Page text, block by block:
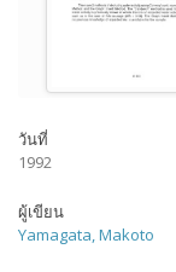
วันที่
1992
ผู้เขียน
Yamagata, Makoto